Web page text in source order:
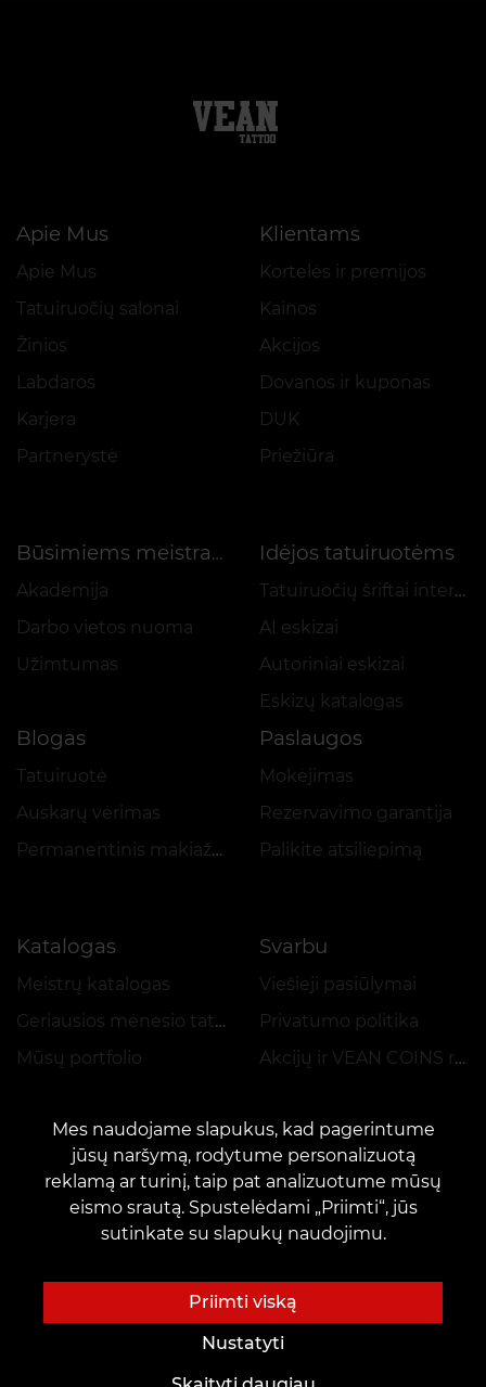
Apie Mus
Apie Mus
Tatuiruočių salonai
Žinios
Labdaros
Karjera
Partnerystė
Klientams
Kortelės ir premijos
Kainos
Akcijos
Dovanos ir kuponas
DUK
Priežiūra
Būsimiems meistrams
Akademija
Darbo vietos nuoma
Užimtumas
Idėjos tatuiruotėms
Tatuiruočių šriftai internetu
AI eskizai
Autoriniai eskizai
Eskizų katalogas
Blogas
Tatuiruotė
Auskarų vėrimas
Permanentinis makiažas
Paslaugos
Mokėjimas
Rezervavimo garantija
Palikite atsiliepimą
Katalogas
Meistrų katalogas
Geriausios mėnesio tatuiruotės
Mūsų portfolio
Svarbu
Viešieji pasiūlymai
Privatumo politika
Akcijų ir VEAN COINS reglamentas
KONTAKTAI
Susisiekite su mumis: customers@vean-tattoo.lt
Skundai ir pasiūlymai:complaints@vean-tattoo.com
Registracija ir konsultacijos::
Mes naudojame slapukus, kad pagerintume
jūsų naršymą, rodytume personalizuotą
reklamą ar turinį, taip pat analizuotume mūsų
eismo srautą. Spustelėdami „Priimti“, jūs
sutinkate su slapukų naudojimu.
Priimti viską
Nustatyti